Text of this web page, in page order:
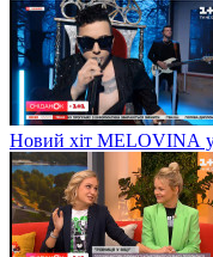
Новий хіт MELOVINА у